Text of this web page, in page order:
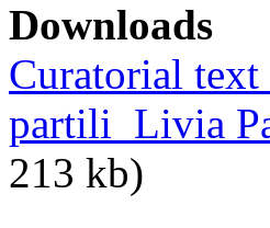
Downloads
Curatorial
partili_Livia
213 kb)